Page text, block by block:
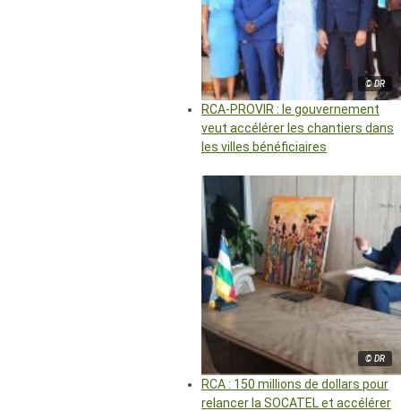
© DR
RCA-PROVIR : le gouvernement
veut accélérer les chantiers dans
les villes bénéficiaires
© DR
RCA : 150 millions de dollars pour
relancer la SOCATEL et accélérer